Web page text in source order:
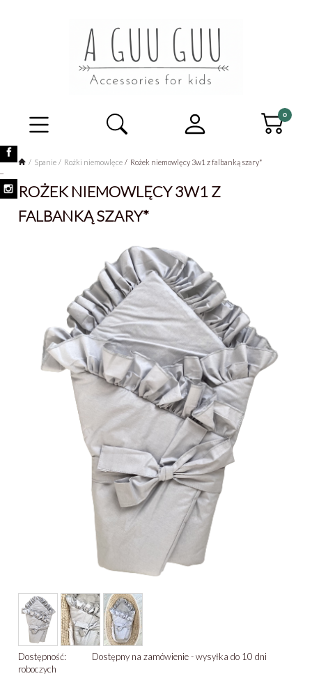
Spanie Rożki niemowlęce Rożek niemowlęcy 3w1 z falbanką szary*
ROŻEK NIEMOWLĘCY 3W1 Z
FALBANKĄ SZARY*
Dostępność:
Dostępny na zamówienie - wysyłka do 10 dni
roboczych